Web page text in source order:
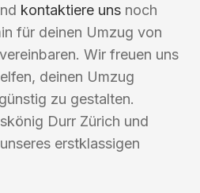
kontaktiere uns noch
für deinen Umzug von
Wir freuen uns
deinen Umzug
zu gestalten.
Durr Zürich und
erstklassigen